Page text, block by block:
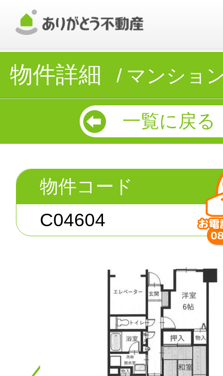
物件詳細 マンショ
一覧に戻る
物件コード
C04604